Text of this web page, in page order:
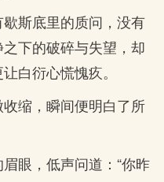
斯底里的质问，没有
下的破碎与失望，却
白衍心慌愧疚。
缩，瞬间便明白了所
眼，低声问道：“你昨